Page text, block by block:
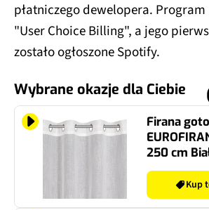
płatniczego dewelopera.
"User Choice Billing", a jego
zostało ogłoszone Spotify.
Wybrane okazje dla Ciebie
Firana
250 cm
Kup